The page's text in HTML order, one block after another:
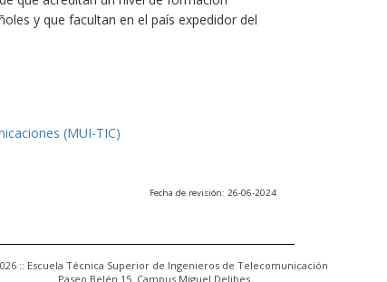
y que facultan en el país expedidor del
(MUI-TIC)
Fecha de revisión: 26-06-2024
:: Escuela Técnica Superior de Ingenieros de Telecomunicación
Paseo Belén 15. Campus Miguel Delibes